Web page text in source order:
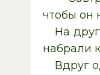
чтобы он
На
набрали
Вдруг